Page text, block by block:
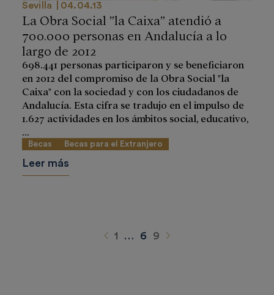
Sevilla 04.04.13
La Obra Social ”la Caixa” atendió a
700.000 personas en Andalucía a lo
largo de 2012
698.441 personas participaron y se beneficiaron
en 2012 del compromiso de la Obra Social "la
Caixa" con la sociedad y con los ciudadanos de
Andalucía. Esta cifra se tradujo en el impulso de
1.627 actividades en los ámbitos social, educativo,
...
Becas Becas para el Extranjero
Leer más
Anterior
1 … 6 9 Siguiente